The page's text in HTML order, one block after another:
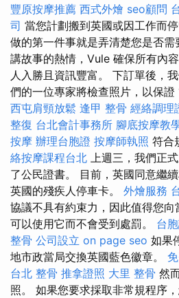
豐原按摩推薦 西式外燴 seo顧問
司 當您計劃搬到英國或因工作而
做的第一件事就是弄清楚您是否
講故事的熱情，Vule 確保所有內
人入勝且資訊豐富。 下訂單後，
們的一位專家將檢查照片，以保
西屯肩頸放鬆 逢甲 整骨 經絡調理
整復 台北會計事務所 腳底按摩教
按摩 辦理台胞證 按摩師執照 符合
絡按摩課程台北 上週三，我們正
了公民證書。 目前，英國同意繼
英國的殘疾人停車卡。 外燴服務
協議不具有約束力，因此值得您
可以使用它而不會受到處罰。 台
整骨 公司設立 on page seo 如果
地市政當局交換英國藍色徽章。
台北 整骨 推拿證照 大里 整骨 然
照。 如果您要求採取非常規程序